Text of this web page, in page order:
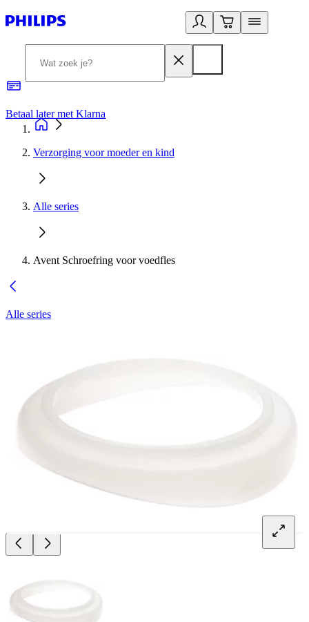
Betaal later met Klarna
Verzorging voor moeder en kind
Alle series
Avent Schroefring voor voedfles
Alle series